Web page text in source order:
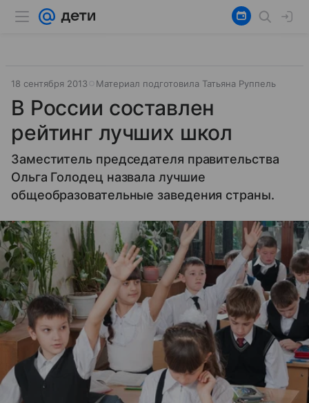
18 сентября 2013 Материал подготовила Татьяна Руппель
В России составлен
рейтинг лучших школ
Заместитель председателя правительства
Ольга Голодец назвала лучшие
общеобразовательные заведения страны.